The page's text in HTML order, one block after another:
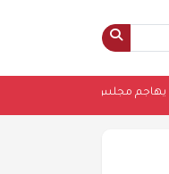
الحاضري يهاجم مجلس القيادة: